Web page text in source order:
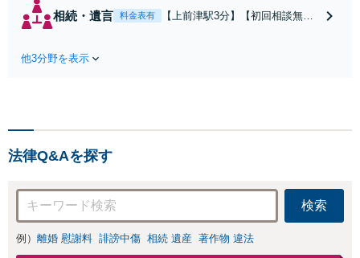
雑な課題も、依頼者様の状
相続・遺言 料金表有
【上前津駅3分】【初回相談無
ます」【休日・夜間相談可】
他3分野を表示
法律Q&Aを探す
検索
例） 離婚 慰謝料 誹謗中傷 相続 遺産 著作物 違法